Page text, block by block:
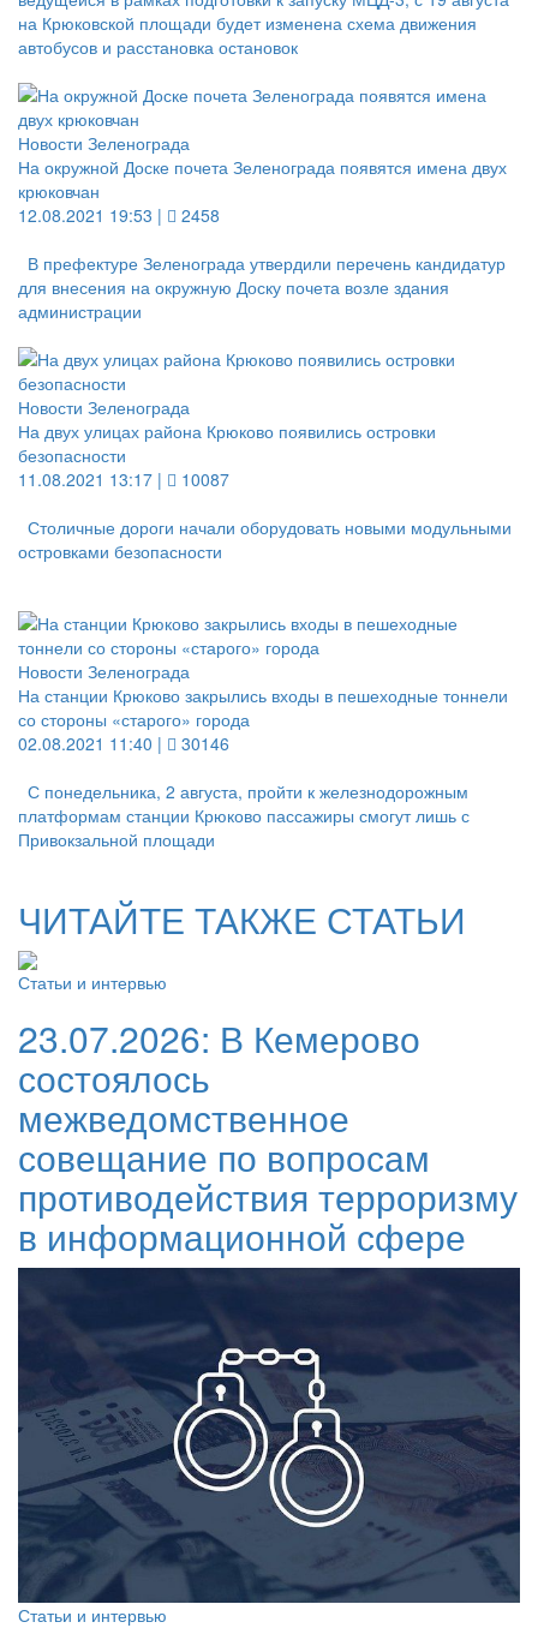
на Крюковской площади будет изменена схема движения
автобусов и расстановка остановок
Новости Зеленограда
На окружной Доске почета Зеленограда появятся имена двух
крюковчан
12.08.2021 19:53 |
2458
В префектуре Зеленограда утвердили перечень кандидатур
для внесения на окружную Доску почета возле здания
администрации
Новости Зеленограда
На двух улицах района Крюково появились островки
безопасности
11.08.2021 13:17 |
10087
Столичные дороги начали оборудовать новыми модульными
островками безопасности
Новости Зеленограда
На станции Крюково закрылись входы в пешеходные тоннели
со стороны «старого» города
02.08.2021 11:40 |
30146
С понедельника, 2 августа, пройти к железнодорожным
платформам станции Крюково пассажиры смогут лишь с
Привокзальной площади
ЧИТАЙТЕ ТАКЖЕ СТАТЬИ
Статьи и интервью
23.07.2026: В Кемерово
состоялось
межведомственное
совещание по вопросам
противодействия терроризму
в информационной сфере
Статьи и интервью